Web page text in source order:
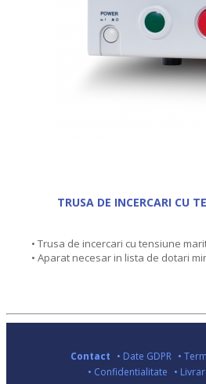
TRUSA DE INCERCARI CU
• Trusa de incercari cu tensiune
• Aparat necesar in lista de dotari
Contact • Date GDPR •
• Confidentialitate •